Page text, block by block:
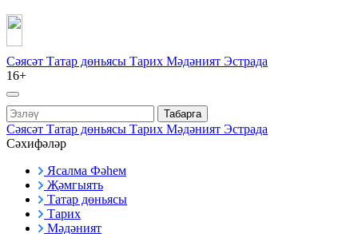
Сәясәт Татар дөньясы Тарих Мәдәният Эстрада
16+
Табарга
Сәясәт Татар дөньясы Тарих Мәдәният Эстрада
Сәхифәләр
Ясалма Фәһем
Җәмгыять
Татар дөньясы
Тарих
Мәдәният